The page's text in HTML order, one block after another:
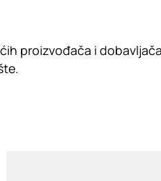
proizvođača i